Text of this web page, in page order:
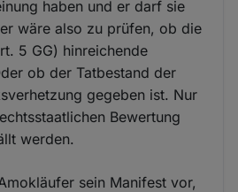
haben und er darf sie
wäre also zu prüfen, ob die
5 GG) hinreichende
ob der Tatbestand der
gegeben ist. Nur
Bewertung
werden.
sein Manifest vor,